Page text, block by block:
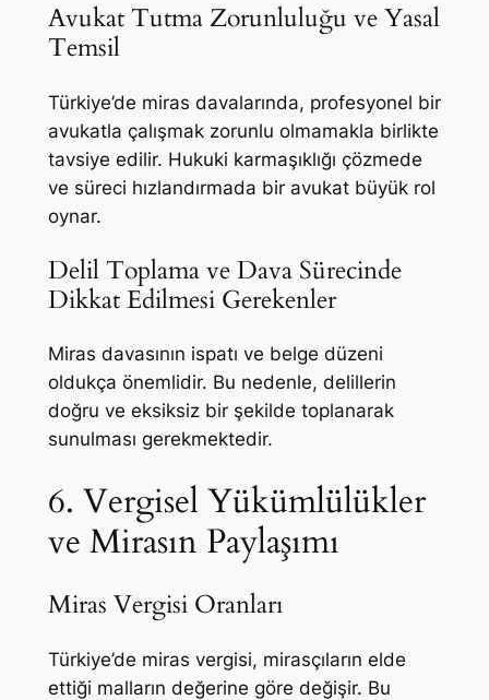
Avukat Tutma Zorunluluğu ve Yasal
Temsil
Türkiye’de miras davalarında, profesyonel bir
avukatla çalışmak zorunlu olmamakla birlikte
tavsiye edilir. Hukuki karmaşıklığı çözmede
ve süreci hızlandırmada bir avukat büyük rol
oynar.
Delil Toplama ve Dava Sürecinde
Dikkat Edilmesi Gerekenler
Miras davasının ispatı ve belge düzeni
oldukça önemlidir. Bu nedenle, delillerin
doğru ve eksiksiz bir şekilde toplanarak
sunulması gerekmektedir.
6. Vergisel Yükümlülükler
ve Mirasın Paylaşımı
Miras Vergisi Oranları
Türkiye’de miras vergisi, mirasçıların elde
ettiği malların değerine göre değişir. Bu